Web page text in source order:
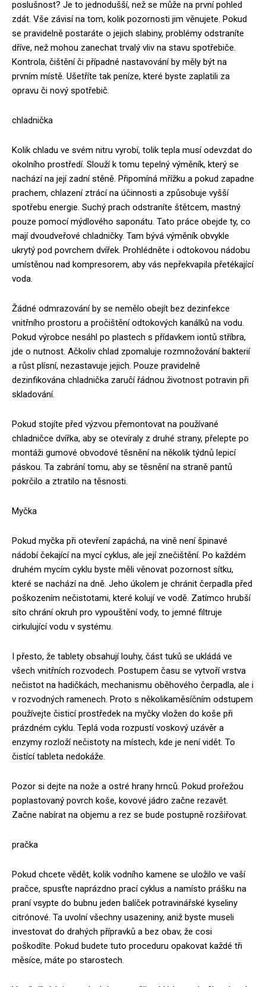
poslušnost? Je to jednodušší, než se může na první pohled
zdát. Vše závisí na tom, kolik pozornosti jim věnujete. Pokud
se pravidelně postaráte o jejich slabiny, problémy odstraníte
dříve, než mohou zanechat trvalý vliv na stavu spotřebiče.
Kontrola, čištění či případné nastavování by měly být na
prvním místě. Ušetříte tak peníze, které byste zaplatili za
opravu či nový spotřebič.
chladnička
Kolik chladu ve svém nitru vyrobí, tolik tepla musí odevzdat do
okolního prostředí. Slouží k tomu tepelný výměník, který se
nachází na její zadní stěně. Připomíná mřížku a pokud zapadne
prachem, chlazení ztrácí na účinnosti a způsobuje vyšší
spotřebu energie. Suchý prach odstraníte štětcem, mastný
pouze pomocí mýdlového saponátu. Tato práce obejde ty, co
mají dvoudveřové chladničky. Tam bývá výměník obvykle
ukrytý pod povrchem dvířek. Prohlédněte i odtokovou nádobu
umístěnou nad kompresorem, aby vás nepřekvapila přetékající
voda.
Žádné odmrazování by se nemělo obejít bez dezinfekce
vnitřního prostoru a pročištění odtokových kanálků na vodu.
Pokud výrobce nesáhl po plastech s přídavkem iontů stříbra,
jde o nutnost. Ačkoliv chlad zpomaluje rozmnožování bakterií
a růst plísní, nezastavuje jejich. Pouze pravidelně
dezinfikována chladnička zaručí řádnou životnost potravin při
skladování.
Pokud stojíte před výzvou přemontovat na používané
chladničce dvířka, aby se otevíraly z druhé strany, přelepte po
montáži gumové obvodové těsnění na několik týdnů lepicí
páskou. Ta zabrání tomu, aby se těsnění na straně pantů
pokrčilo a ztratilo na těsnosti.
Myčka
Pokud myčka při otevření zapáchá, na vině není špinavé
nádobí čekající na mycí cyklus, ale její znečištění. Po každém
druhém mycím cyklu byste měli věnovat pozornost sítku,
které se nachází na dně. Jeho úkolem je chránit čerpadla před
poškozením nečistotami, které kolují ve vodě. Zatímco hrubší
síto chrání okruh pro vypouštění vody, to jemné filtruje
cirkulující vodu v systému.
I přesto, že tablety obsahují louhy, část tuků se ukládá ve
všech vnitřních rozvodech. Postupem času se vytvoří vrstva
nečistot na hadičkách, mechanismu oběhového čerpadla, ale i
v rozvodných ramenech. Proto s několikaměsíčním odstupem
používejte čisticí prostředek na myčky vložen do koše při
prázdném cyklu. Teplá voda rozpustí voskový uzávěr a
enzymy rozloží nečistoty na místech, kde je není vidět. To
čistící tableta nedokáže.
Pozor si dejte na nože a ostré hrany hrnců. Pokud prořežou
poplastovaný povrch koše, kovové jádro začne rezavět.
Začne nabírat na objemu a rez se bude postupně rozšiřovat.
pračka
Pokud chcete vědět, kolik vodního kamene se uložilo ve vaší
pračce, spusťte naprázdno prací cyklus a namísto prášku na
praní vsypte do bubnu jeden balíček potravinářské kyseliny
citrónové. Ta uvolní všechny usazeniny, aniž byste museli
investovat do drahých přípravků a bez obav, že cosi
poškodíte. Pokud budete tuto proceduru opakovat každé tři
měsíce, máte po starostech.